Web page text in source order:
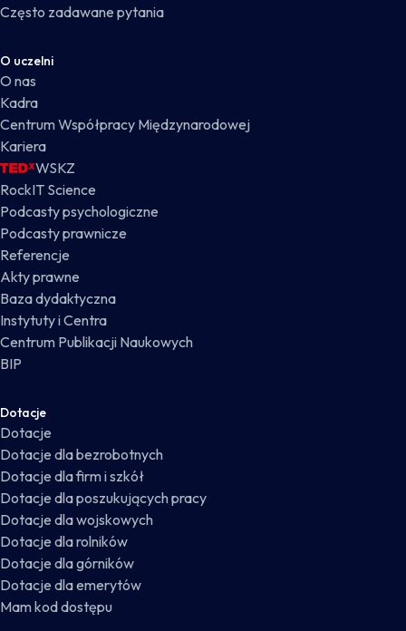
Często zadawane pytania
O uczelni
O nas
Kadra
Centrum Współpracy Międzynarodowej
Kariera
WSKZ
RockIT Science
Podcasty psychologiczne
Podcasty prawnicze
Referencje
Akty prawne
Baza dydaktyczna
Instytuty i Centra
Centrum Publikacji Naukowych
BIP
Dotacje
Dotacje
Dotacje dla bezrobotnych
Dotacje dla firm i szkół
Dotacje dla poszukujących pracy
Dotacje dla wojskowych
Dotacje dla rolników
Dotacje dla górników
Dotacje dla emerytów
Mam kod dostępu